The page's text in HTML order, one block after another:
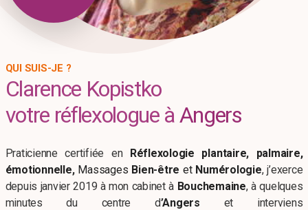
QUI SUIS-JE ?
Clarence Kopistko
votre réflexologue àAngers
Praticienne certifiée en Réflexologie plantaire, palmaire,
émotionnelle, Massages Bien-être etNumérologie, j’exerce
depuis janvier 2019 à mon cabinet à Bouchemaine, à quelques
minutes du centre d’Angers et interviens